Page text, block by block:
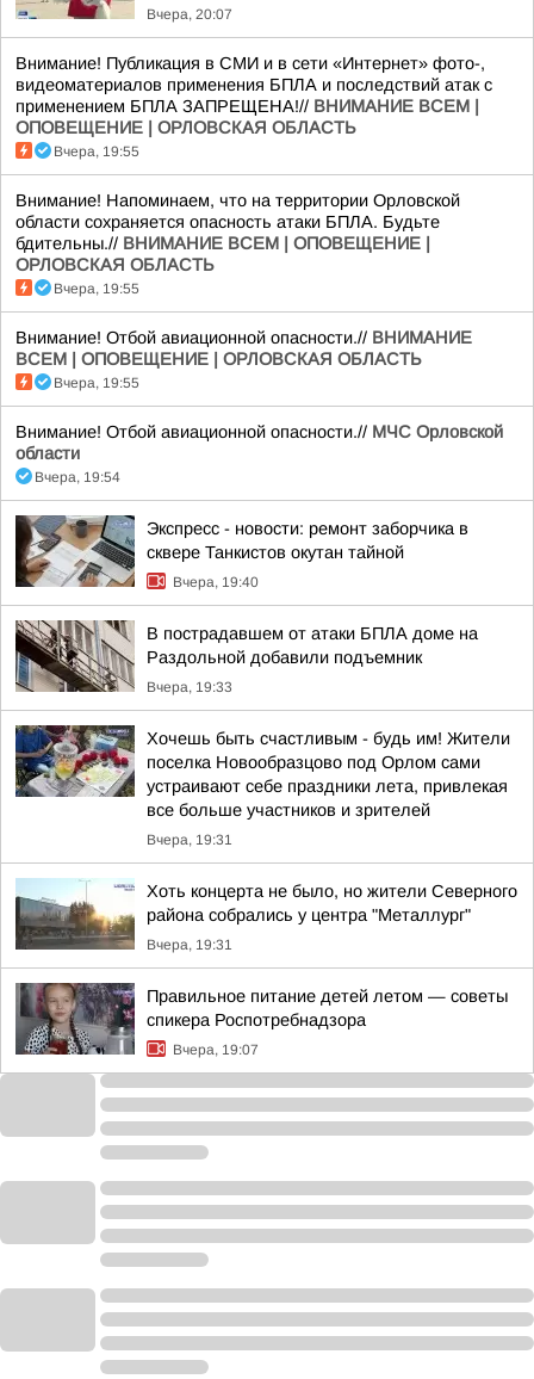
Вчера, 20:07
Внимание! Публикация в СМИ и в сети «Интернет» фото-,
видеоматериалов применения БПЛА и последствий атак с
применением БПЛА ЗАПРЕЩЕНА!// ВНИМАНИЕ ВСЕМ |
ОПОВЕЩЕНИЕ | ОРЛОВСКАЯ ОБЛАСТЬ
Вчера, 19:55
Внимание! Напоминаем, что на территории Орловской
области сохраняется опасность атаки БПЛА. Будьте
бдительны.// ВНИМАНИЕ ВСЕМ | ОПОВЕЩЕНИЕ |
ОРЛОВСКАЯ ОБЛАСТЬ
Вчера, 19:55
Внимание! Отбой авиационной опасности.// ВНИМАНИЕ
ВСЕМ | ОПОВЕЩЕНИЕ | ОРЛОВСКАЯ ОБЛАСТЬ
Вчера, 19:55
Внимание! Отбой авиационной опасности.// МЧС Орловской
области
Вчера, 19:54
Экспресс - новости: ремонт заборчика в
сквере Танкистов окутан тайной
Вчера, 19:40
В пострадавшем от атаки БПЛА доме на
Раздольной добавили подъемник
Вчера, 19:33
Хочешь быть счастливым - будь им! Жители
поселка Новообразцово под Орлом сами
устраивают себе праздники лета, привлекая
все больше участников и зрителей
Вчера, 19:31
Хоть концерта не было, но жители Северного
района собрались у центра "Металлург"
Вчера, 19:31
Правильное питание детей летом — советы
спикера Роспотребнадзора
Вчера, 19:07